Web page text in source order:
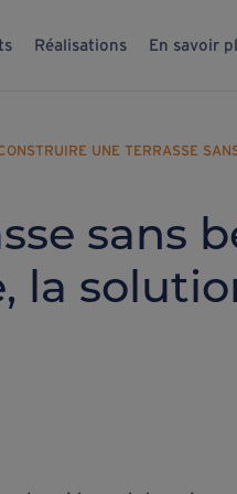
Réalisations En savoir
UNE TERRASSE
sans
la